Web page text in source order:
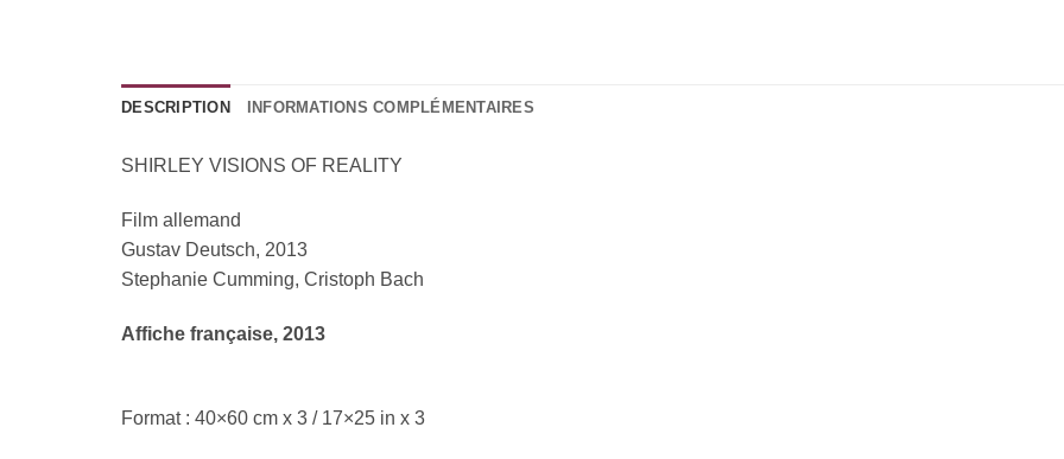
DESCRIPTION INFORMATIONS COMPLÉMENTAIRES
SHIRLEY VISIONS OF REALITY
Film allemand
Gustav Deutsch, 2013
Stephanie Cumming, Cristoph Bach
Affiche française, 2013
Format : 40×60 cm x 3 / 17×25 in x 3